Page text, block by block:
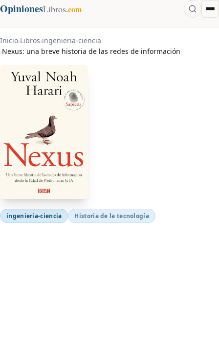
OpinionesLibros.com
Inicio›Libros›ingenieria-ciencia
›Nexus: una breve historia de las redes de información
ingenieria-ciencia Historia de la tecnología